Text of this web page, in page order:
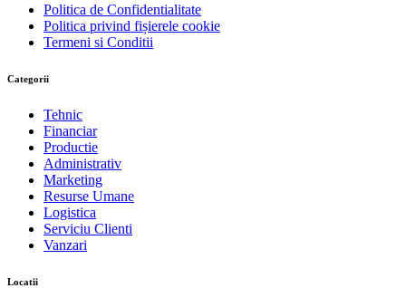
Politica de Confidentialitate
Politica privind fișierele cookie
Termeni si Conditii
Categorii
Tehnic
Financiar
Productie
Administrativ
Marketing
Resurse Umane
Logistica
Serviciu Clienti
Vanzari
Locatii